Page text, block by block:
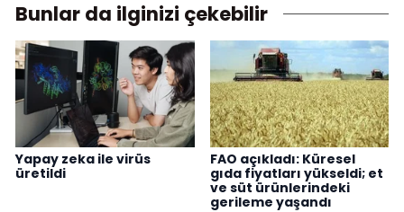
Bunlar da ilginizi çekebilir
Yapay zeka ile virüs
üretildi
FAO açıkladı: Küresel
gıda fiyatları yükseldi; et
ve süt ürünlerindeki
gerileme yaşandı